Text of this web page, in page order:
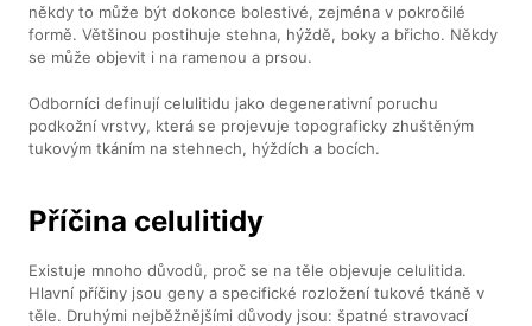
někdy to může být dokonce bolestivé, zejména v pokročilé
formě. Většinou postihuje stehna, hýždě, boky a břicho. Někdy
se může objevit i na ramenou a prsou.
Odborníci definují celulitidu jako degenerativní poruchu
podkožní vrstvy, která se projevuje topograficky zhuštěným
tukovým tkáním na stehnech, hýždích a bocích.
Příčina celulitidy
Existuje mnoho důvodů, proč se na těle objevuje celulitida.
Hlavní příčiny jsou geny a specifické rozložení tukové tkáně v
těle. Druhými nejběžnějšími důvody jsou: špatné stravovací